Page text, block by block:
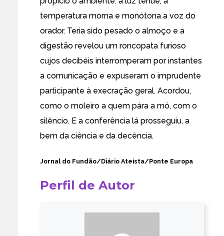
temperatura morna e monótona a voz do
orador. Teria sido pesado o almoço e a
digestão revelou um roncopata furioso
cujos decibéis interromperam por instantes
a comunicação e expuseram o imprudente
participante à execração geral. Acordou,
como o moleiro a quem pára a mó, com o
silêncio. E a conferência lá prosseguiu, a
bem da ciência e da decência.
Jornal do Fundão/Diário Ateísta/Ponte Europa
Perfil de Autor